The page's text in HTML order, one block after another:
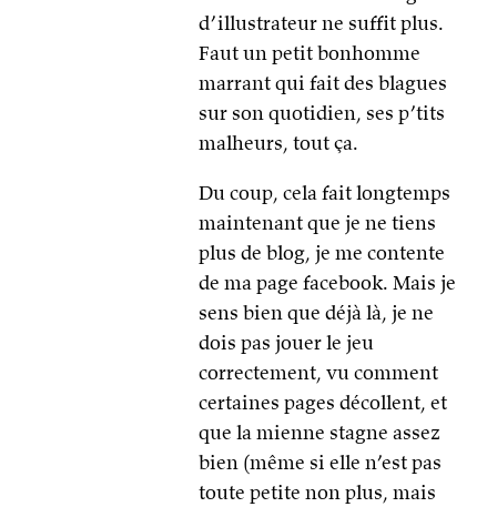
d’illustrateur ne suffit plus.
Faut un petit bonhomme
marrant qui fait des blagues
sur son quotidien, ses p’tits
malheurs, tout ça.
Du coup, cela fait longtemps
maintenant que je ne tiens
plus de blog, je me contente
de ma page facebook. Mais je
sens bien que déjà là, je ne
dois pas jouer le jeu
correctement, vu comment
certaines pages décollent, et
que la mienne stagne assez
bien (même si elle n’est pas
toute petite non plus, mais